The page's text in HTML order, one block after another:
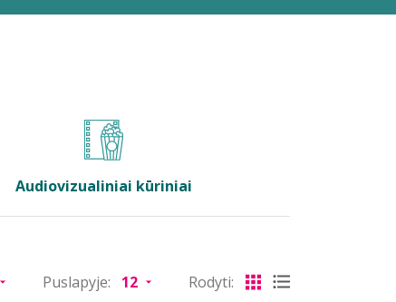
Audiovizualiniai kūriniai
Puslapyje: Rodyti: